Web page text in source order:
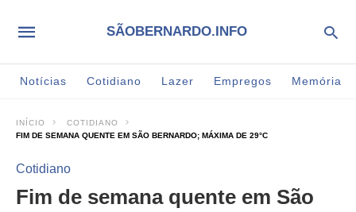
SÃOBERNARDO.INFO
Notícias Cotidiano Lazer Empregos Memória
INÍCIO
COTIDIANO
FIM DE SEMANA QUENTE EM SÃO BERNARDO; MÁXIMA DE 29°C
Cotidiano
Fim de semana quente em São